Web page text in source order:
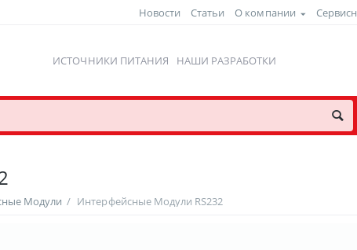
Новости Статьи О компании
ИСТОЧНИКИ ПИТАНИЯ НАШИ РАЗРАБОТКИ
Модули / Интерфейсные Модули RS232